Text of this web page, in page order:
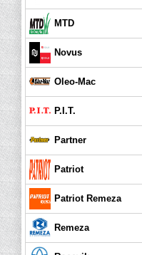
MTD
Novus
Oleo-Mac
P.I.T.
Partner
Patriot
Patriot Remeza
Remeza